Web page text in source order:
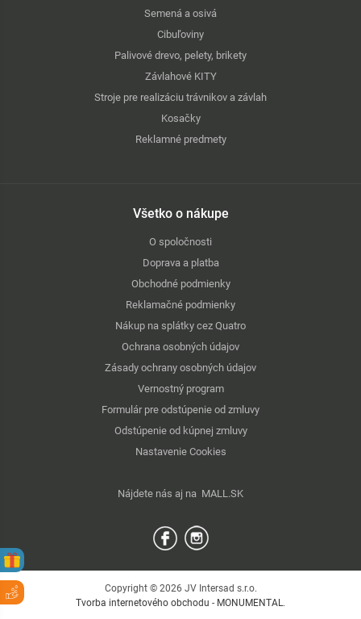
Semená a osivá
Cibuľoviny
Palivové drevo, pelety, brikety
Závlahové KITY
Stroje pre realizáciu trávnikov a závlah
Kosačky
Reklamné predmety
Všetko o nákupe
O spoločnosti
Doprava a platba
Obchodné podmienky
Reklamačné podmienky
Nákup na splátky cez Quatro
Ochrana osobných údajov
Zásady ochrany osobných údajov
Vernostný program
Formulár pre odstúpenie od zmluvy
Odstúpenie od kúpnej zmluvy
Nastavenie Cookies
Nájdete nás aj na MALL.SK
Copyright © 2026 JV Intersad s.r.o.
Tvorba internetového obchodu - MONUMENTAL.